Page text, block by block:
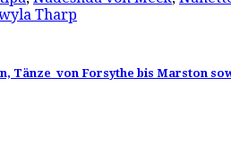
Tharp
Tänze von Forsythe bis Marston